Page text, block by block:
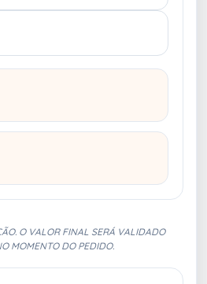
O VALOR FINAL SERÁ VALIDADO
MOMENTO DO PEDIDO.